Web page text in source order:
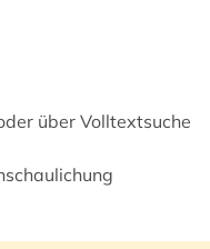
über Volltextsuche